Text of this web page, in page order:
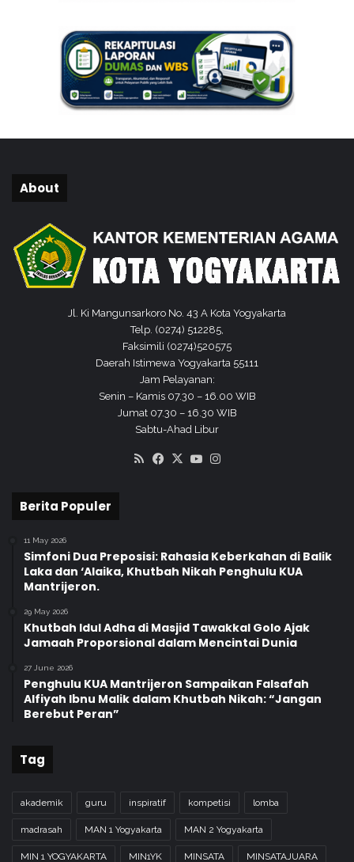
About
Jl. Ki Mangunsarkoro No. 43 A Kota Yogyakarta
Telp. (0274) 512285,
Faksimili (0274)520575
Daerah Istimewa Yogyakarta 55111
Jam Pelayanan:
Senin – Kamis 07.30 – 16.00 WIB
Jumat 07.30 – 16.30 WIB
Sabtu-Ahad Libur
RSS Facebook
X YouTube
Berita Populer
11 May 2026
Simfoni Dua Preposisi: Rahasia Keberkahan di Balik
Laka dan ‘Alaika, Khutbah Nikah Penghulu KUA
Mantrijeron.
29 May 2026
Khutbah Idul Adha di Masjid Tawakkal Golo Ajak
Jamaah Proporsional dalam Mencintai Dunia
27 June 2026
Penghulu KUA Mantrijeron Sampaikan Falsafah
Alfiyah Ibnu Malik dalam Khutbah Nikah: “Jangan
Berebut Peran”
Tag
akademik guru inspiratif kompetisi lomba
madrasah MAN 1 Yogyakarta MAN 2 Yogyakarta
MIN 1 YOGYAKARTA MIN1YK MINSATA MINSATAJUARA